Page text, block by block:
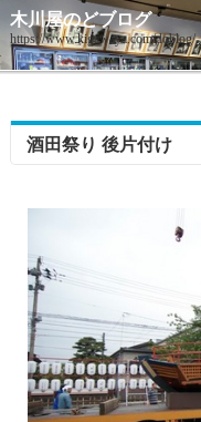
木川屋のどブログ
https://www.kigawaya.com/doblog/
酒田祭り 後片付け